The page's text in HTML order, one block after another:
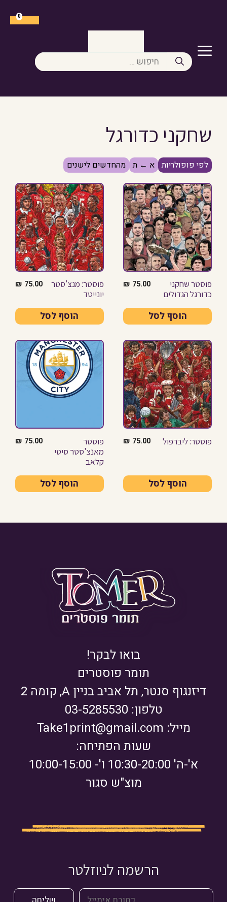
חיפוש:
0
תפריט
שחקני כדורגל
לפי פופולריות א ← ת מהחדשים לישנים
פוסטר שחקני
כדורגל הגדולים
75.00
₪
הוסף לסל
פוסטר: מנצ'סטר
יונייטד
75.00
₪
הוסף לסל
פוסטר: ליברפול 75.00
₪
הוסף לסל
פוסטר
מאנצ'סטר סיטי
קלאב
75.00
₪
הוסף לסל
בואו לבקר!
תומר פוסטרים
דיזנגוף סנטר, תל אביב בניין A, קומה 2
טלפון: 03-5285530
מייל: Take1print@gmail.com
שעות הפתיחה:
א'-ה' 10:30-20:00 ו'- 10:00-15:00
מוצ"ש סגור
הרשמה לניוזלטר